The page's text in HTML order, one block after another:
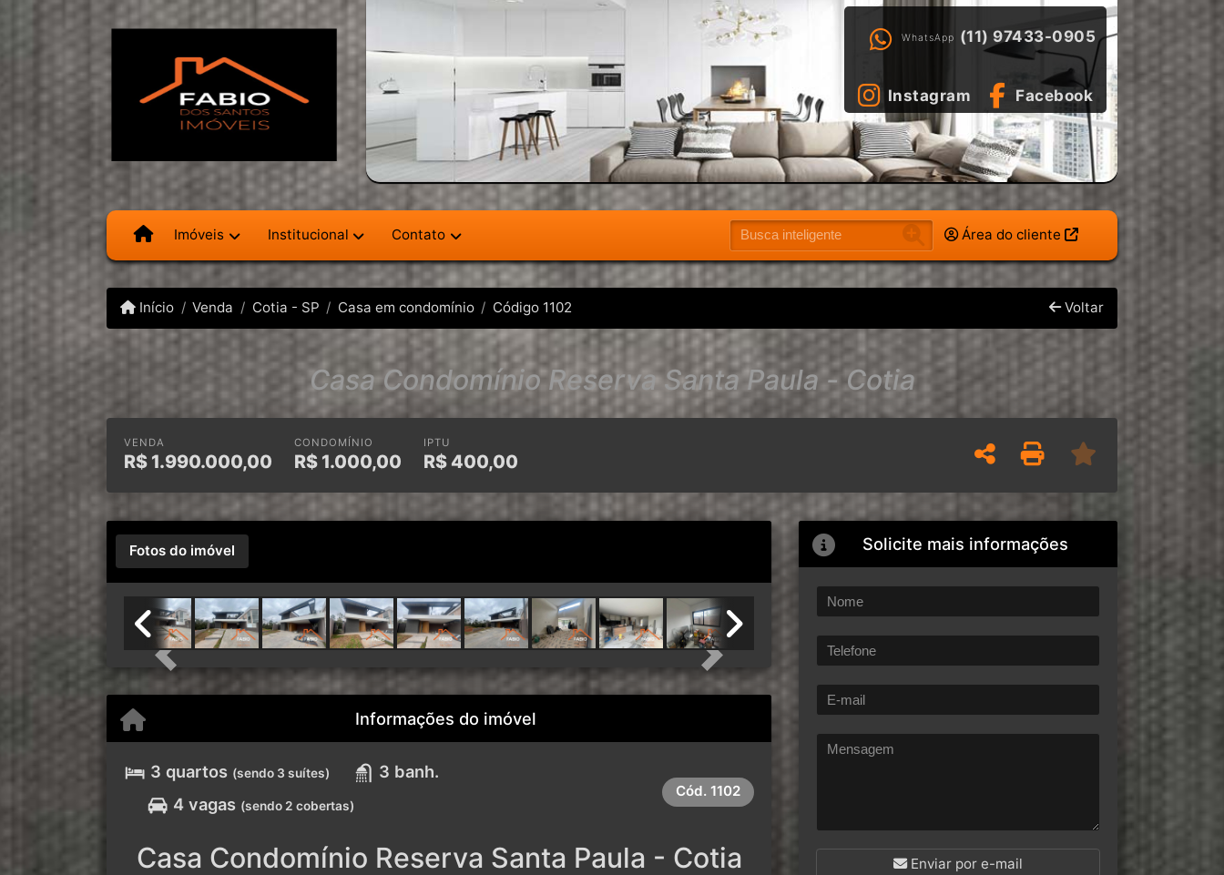
WhatsApp (11) 97433-0905
Instagram Facebook
Imóveis Institucional Contato Área do cliente
Início Venda Cotia - SP Casa em condomínio Código 1102 Voltar
Casa Condomínio Reserva Santa Paula - Cotia
VENDA
R$ 1.990.000,00
CONDOMÍNIO
R$ 1.000,00
IPTU
R$ 400,00
Fotos do imóvel
Previous Next
Informações do imóvel
3 quartos (sendo 3 suítes)
3 banh.
4 vagas (sendo 2 cobertas)
Cód. 1102
Casa Condomínio Reserva Santa Paula - Cotia
Solicite mais informações
Enviar por e-mail